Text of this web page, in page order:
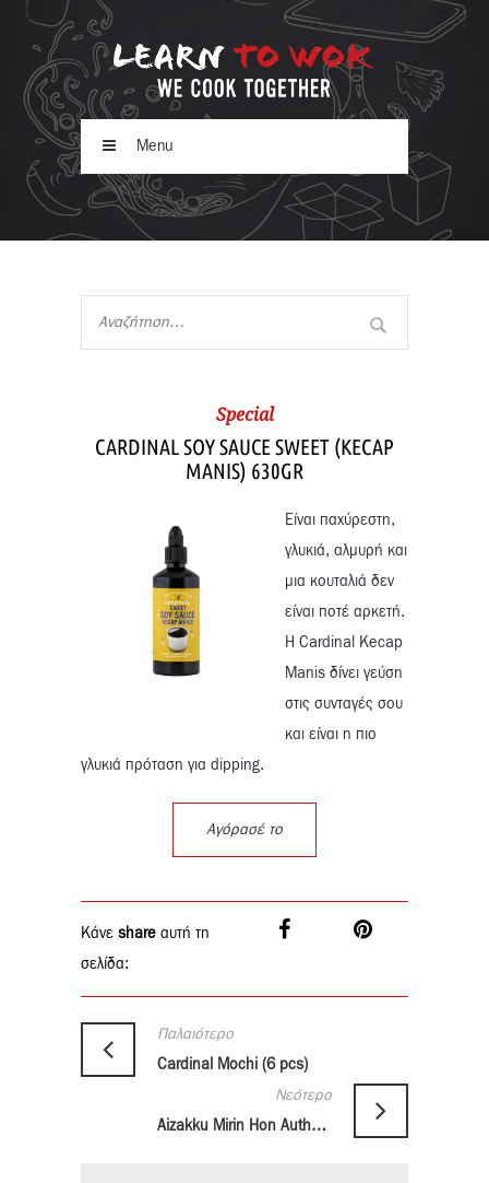
Menu
Special
CARDINAL SOY SAUCE SWEET (KECAP
MANIS) 630GR
Eίναι παχύρεστη,
γλυκιά, αλμυρή και
μια κουταλιά δεν
είναι ποτέ αρκετή.
H Cardinal Kecap
Manis δίνει γεύση
στις συνταγές σου
και είναι η πιο
γλυκιά πρόταση για dipping.
Αγόρασέ το
Κάνε share αυτή τη
σελίδα:
Παλαιότερο
Cardinal Mochi (6 pcs)
Νεότερο
Aizakku Mirin Hon Authentic 1000ml